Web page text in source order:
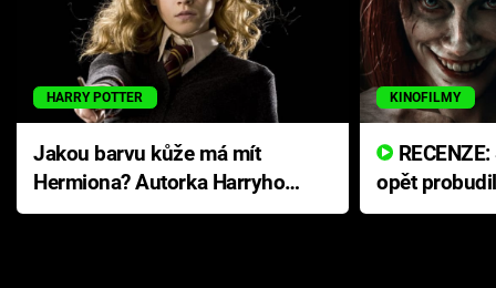
HARRY POTTER
Jakou barvu kůže má mít
Hermiona? Autorka Harryho
Pottera přišla s ráznou
KINOFILMY
opět
přichází s